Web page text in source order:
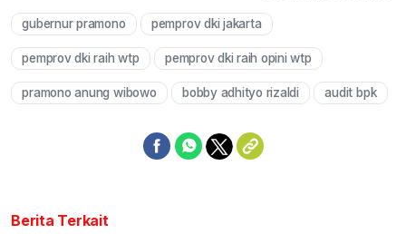
gubernur pramono pemprov dki jakarta
pemprov dki raih wtp pemprov dki raih opini wtp
pramono anung wibowo bobby adhityo rizaldi audit bpk
Berita Terkait